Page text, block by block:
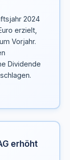
2024
erzielt,
Vorjahr.
Dividende
erhöht